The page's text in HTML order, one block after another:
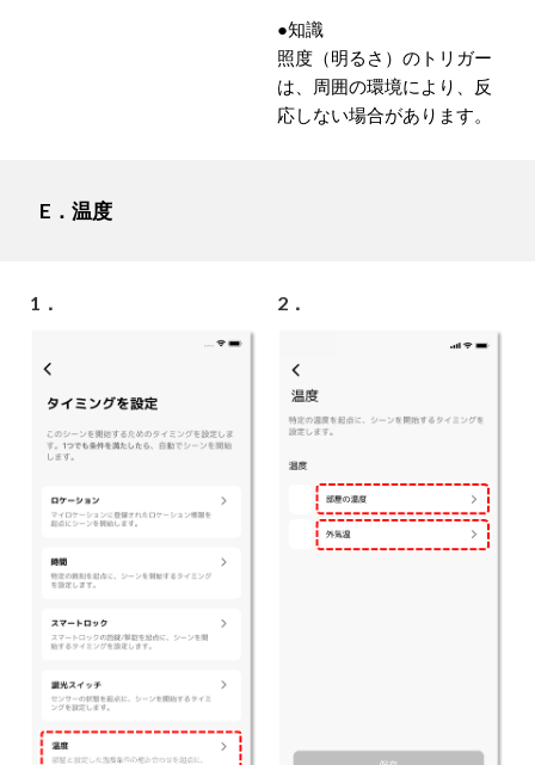
●知識
照度（明るさ）のトリガー
は、周囲の環境により、反
応しない場合があります。
E．温度
1． 2．